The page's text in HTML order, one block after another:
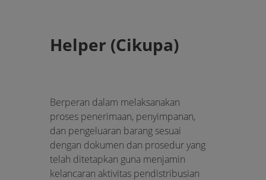
Helper (Cikupa)
Berperan dalam melaksanakan
proses penerimaan, penyimpanan,
dan pengeluaran barang sesuai
dengan dokumen dan prosedur yang
telah ditetapkan guna menjamin
kelancaran aktivitas pendistribusian